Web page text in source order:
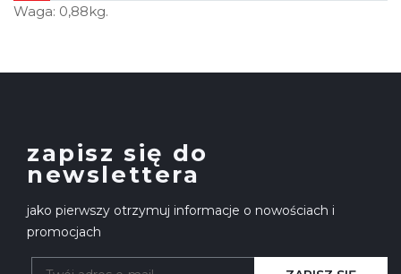
Waga: 0,88kg.
zapisz się do
newslettera
jako pierwszy otrzymuj informacje o nowościach i
promocjach